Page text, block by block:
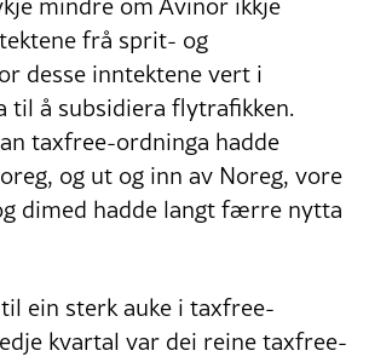
frå sprit- og
desse inntektene vert i
til å subsidiera flytrafikken.
taxfree-ordninga hadde
og ut og inn av Noreg, vore
dimed hadde langt færre nytta
ein sterk auke i taxfree-
kvartal var dei reine taxfree-